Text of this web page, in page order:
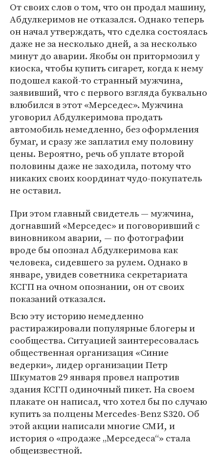
От своих слов о том, что он продал машину,
Абдулкеримов не отказался. Однако теперь
он начал утверждать, что сделка состоялась
даже не за несколько дней, а за несколько
минут до аварии. Якобы он притормозил у
киоска, чтобы купить сигарет, когда к нему
подошел какой-то странный мужчина,
заявивший, что с первого взгляда буквально
влюбился в этот «Мерседес». Мужчина
уговорил Абдулкеримова продать
автомобиль немедленно, без оформления
бумаг, и сразу же заплатил ему половину
цены. Вероятно, речь об уплате второй
половины даже не заходила, потому что
никаких своих координат чудо-покупатель
не оставил.
При этом главный свидетель — мужчина,
догнавший «Мерседес» и поговоривший с
виновником аварии, — по фотографии
вроде бы опознал Абдулкеримова как
человека, сидевшего за рулем. Однако в
январе, увидев советника секретариата
КСГП на очном опознании, он от своих
показаний отказался.
Всю эту историю немедленно
растиражировали популярные блогеры и
сообщества. Ситуацией заинтересовалась
общественная организация «Синие
ведерки», лидер организации Петр
Шкуматов 29 января провел напротив
здания КСГП одиночный пикет. На своем
плакате он написал, что хотел бы по случаю
купить за полцены Mercedes-Benz S320. Об
этой акции написали многие СМИ, и
история о «продаже „Мерседеса“» стала
общеизвестной.